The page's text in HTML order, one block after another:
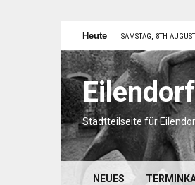
Inhalt
springen
Heute SAMSTAG, 8TH
Stadtteilseite für
NEUES